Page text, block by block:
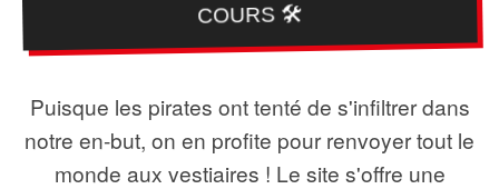
COURS 🛠️
Puisque les pirates ont tenté de s'infiltrer dans
notre en-but, on en profite pour renvoyer tout le
monde aux vestiaires ! Le site s'offre une